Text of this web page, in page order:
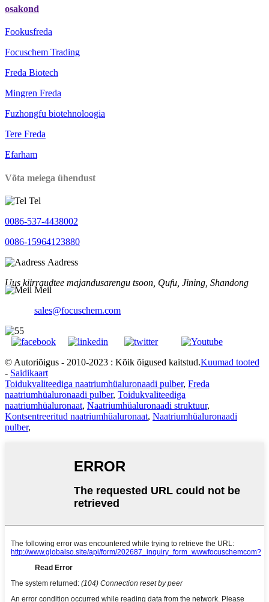
osakond
Fookusfreda
Focuschem Trading
Freda Biotech
Mingren Freda
Fuzhongfu biotehnoloogia
Tere Freda
Efarham
Võta meiega ühendust
Tel
0086-537-4438002
0086-15964123880
Aadress
Uus kiirraudtee majandusarengu tsoon, Qufu, Jining, Shandong
Meil
sales@focuschem.com
© Autoriõigus - 2010-2023 : Kõik õigused kaitstud.Kuumad tooted
- Saidikaart
Toidukvaliteediga naatriumhüaluronaadi pulber, Freda
naatriumhüaluronaadi pulber, Toidukvaliteediga
naatriumhüaluronaat, Naatriumhüaluronaadi struktuur,
Kontsentreeritud naatriumhüaluronaat, Naatriumhüaluronaadi
pulber,